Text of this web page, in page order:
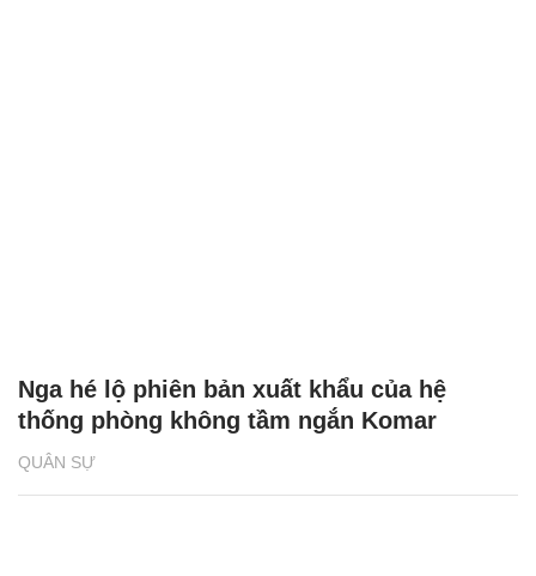
QUÂN SỰ
Nga hé lộ phiên bản xuất khẩu của hệ
thống phòng không tầm ngắn Komar